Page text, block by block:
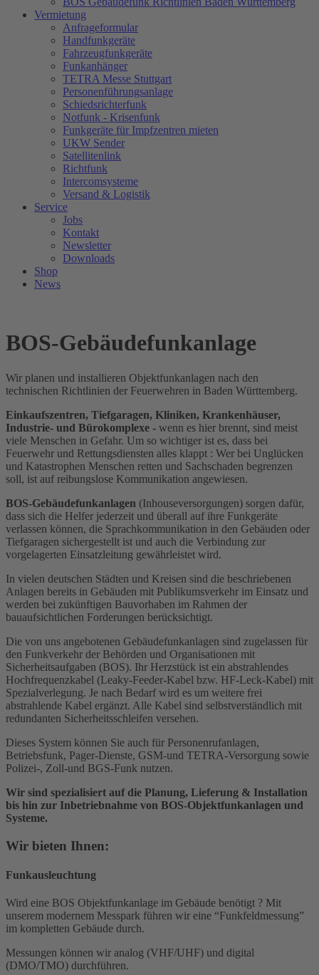
Vermietung
Anfrageformular
Handfunkgeräte
Fahrzeugfunkgeräte
Funkanhänger
TETRA Messe Stuttgart
Personenführungsanlage
Schiedsrichterfunk
Notfunk - Krisenfunk
Funkgeräte für Impfzentren mieten
UKW Sender
Satellitenlink
Richtfunk
Intercomsysteme
Versand & Logistik
Service
Jobs
Kontakt
Newsletter
Downloads
Shop
News
BOS-Gebäudefunkanlage
Wir planen und installieren Objektfunkanlagen nach den
technischen Richtlinien der Feuerwehren in Baden Württemberg.
Einkaufszentren, Tiefgaragen, Kliniken, Krankenhäuser,
Industrie- und Bürokomplexe - wenn es hier brennt, sind meist
viele Menschen in Gefahr. Um so wichtiger ist es, dass bei
Feuerwehr und Rettungsdiensten alles klappt : Wer bei Unglücken
und Katastrophen Menschen retten und Sachschaden begrenzen
soll, ist auf reibungslose Kommunikation angewiesen.
BOS-Gebäudefunkanlagen (Inhouseversorgungen) sorgen dafür,
dass sich die Helfer jederzeit und überall auf ihre Funkgeräte
verlassen können, die Sprachkommunikation in den Gebäuden oder
Tiefgaragen sichergestellt ist und auch die Verbindung zur
vorgelagerten Einsatzleitung gewährleistet wird.
In vielen deutschen Städten und Kreisen sind die beschriebenen
Anlagen bereits in Gebäuden mit Publikumsverkehr im Einsatz und
werden bei zukünftigen Bauvorhaben im Rahmen der
bauaufsichtlichen Forderungen berücksichtigt.
Die von uns angebotenen Gebäudefunkanlagen sind zugelassen für
den Funkverkehr der Behörden und Organisationen mit
Sicherheitsaufgaben (BOS). Ihr Herzstück ist ein abstrahlendes
Hochfrequenzkabel (Leaky-Feeder-Kabel bzw. HF-Leck-Kabel) mit
Spezialverlegung. Je nach Bedarf wird es um weitere frei
abstrahlende Kabel ergänzt. Alle Kabel sind selbstverständlich mit
redundanten Sicherheitsschleifen versehen.
Dieses System können Sie auch für Personenrufanlagen,
Betriebsfunk, Pager-Dienste, GSM-und TETRA-Versorgung sowie
Polizei-, Zoll-und BGS-Funk nutzen.
Wir sind spezialisiert auf die Planung, Lieferung & Installation
bis hin zur Inbetriebnahme von BOS-Objektfunkanlagen und
Systeme.
Wir bieten Ihnen:
Funkausleuchtung
Wird eine BOS Objektfunkanlage im Gebäude benötigt ? Mit
unserem modernem Messpark führen wir eine “Funkfeldmessung”
im kompletten Gebäude durch.
Messungen können wir analog (VHF/UHF) und digital
(DMO/TMO) durchführen.